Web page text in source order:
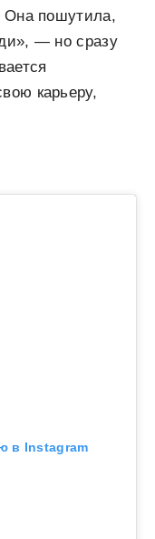
Она пошутила,
— но сразу
карьеру,
в Instagram